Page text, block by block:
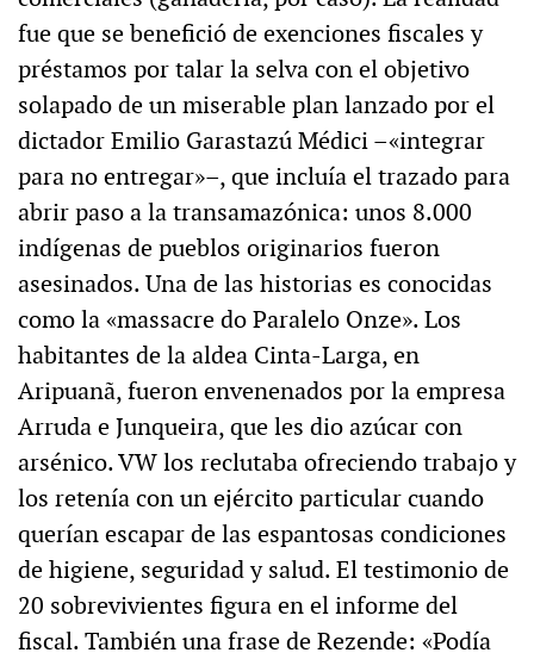
fue que se benefició de exenciones fiscales y
préstamos por talar la selva con el objetivo
solapado de un miserable plan lanzado por el
dictador Emilio Garastazú Médici –«integrar
para no entregar»–, que incluía el trazado para
abrir paso a la transamazónica: unos 8.000
indígenas de pueblos originarios fueron
asesinados. Una de las historias es conocidas
como la «massacre do Paralelo Onze». Los
habitantes de la aldea Cinta-Larga, en
Aripuanã, fueron envenenados por la empresa
Arruda e Junqueira, que les dio azúcar con
arsénico. VW los reclutaba ofreciendo trabajo y
los retenía con un ejército particular cuando
querían escapar de las espantosas condiciones
de higiene, seguridad y salud. El testimonio de
20 sobrevivientes figura en el informe del
fiscal. También una frase de Rezende: «Podía